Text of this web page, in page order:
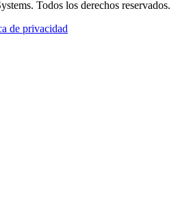
Todos los derechos reservados.
de privacidad